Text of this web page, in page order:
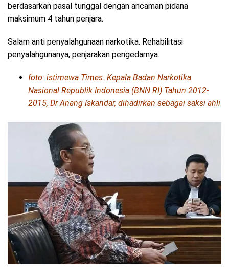
berdasarkan pasal tunggal dengan ancaman pidana
maksimum 4 tahun penjara.
Salam anti penyalahgunaan narkotika. Rehabilitasi
penyalahgunanya, penjarakan pengedarnya.
foto: istimewa Times: Kepala Badan Narkotika
Nasional Republik Indonesia (BNN RI) Tahun 2012-
2015, Dr Anang Iskandar, dihadirkan sebagai saksi ahli